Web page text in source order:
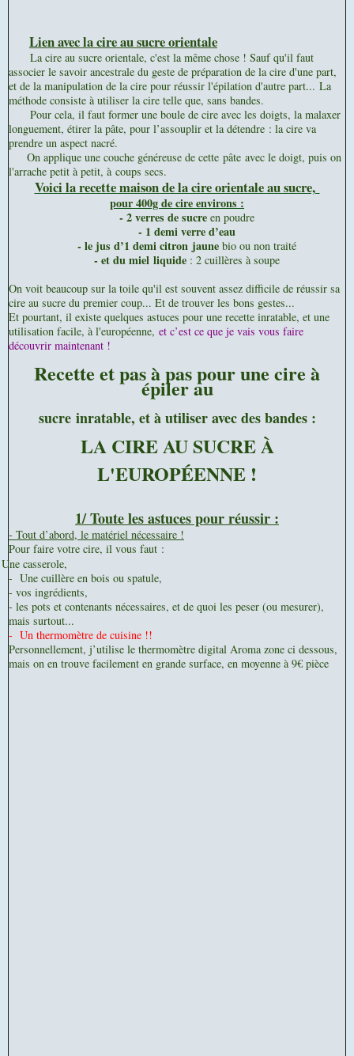
Lien avec la cire au sucre orientale
La cire au sucre orientale, c'est la même chose ! Sauf qu'il faut
associer le savoir ancestrale du geste de préparation de la cire d'une part,
et de la manipulation de la cire pour réussir l'épilation d'autre part... La
méthode consiste à utiliser la cire telle que, sans bandes.
Pour cela, il faut former une boule de cire avec les doigts, la malaxer
longuement, étirer la pâte, pour l’assouplir et la détendre : la cire va
prendre un aspect nacré.
On applique une couche généreuse de cette pâte avec le doigt, puis on
l'arrache petit à petit, à coups secs.
Voici la recette maison de la cire orientale au sucre,
pour 400g de cire environs :
- 2 verres de sucre en poudre
- 1 demi verre d’eau
- le jus d’1 demi citron jaunebio ou non traité
- et du miel liquide: 2 cuillères à soupe
On voit beaucoup sur la toile qu'il est souvent assez difficile de réussir sa
cire au sucre du premier coup... Et de trouver les bons gestes...
Et pourtant, il existe quelques astuces pour une recette inratable, et une
utilisation facile, à l'européenne, et c’est ce que je vais vous faire
découvrir maintenant !
Recette et pas à pas pour une cire à
épiler au
sucre inratable, et à utiliser avec des bandes :
LA CIRE AU SUCRE À
L'EUROPÉENNE !
1/ Toute les astuces pour réussir :
- Tout d’abord, le matériel nécessaire !
Pour faire votre cire, il vous faut :
Une casserole,
- Une cuillère en bois ou spatule,
- vos ingrédients,
- les pots et contenants nécessaires, et de quoi les peser (ou mesurer),
mais surtout...
- Un thermomètre de cuisine !!
Personnellement, j’utilise le thermomètre digital Aroma zone ci dessous,
mais on en trouve facilement en grande surface, en moyenne à 9€ pièce